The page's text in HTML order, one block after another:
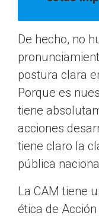
De hecho, no
postura clara
Porque es
tiene
acciones
tiene claro la
pública
La CAM tiene
ética de